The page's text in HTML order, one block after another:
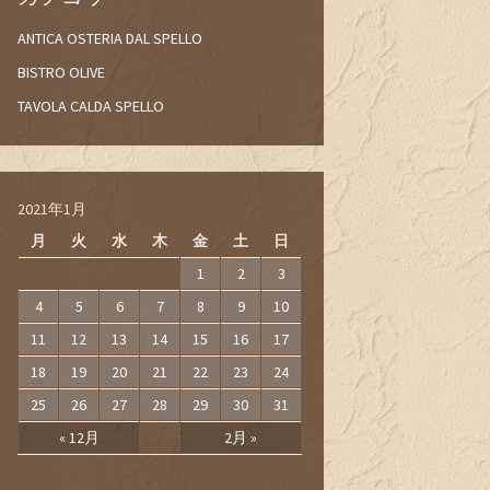
ANTICA OSTERIA DAL SPELLO
BISTRO OLIVE
TAVOLA CALDA SPELLO
2021年1月
月
火 水 木 金 土 日
« 12月 2月 »
1 2
3
4
5 6 7 8 9
10
11
12 13 14 15 16
17
18
19 20 21 22 23
24
25
26 27 28 29 30 31